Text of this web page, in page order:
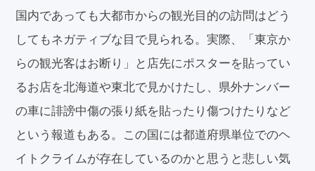
国内であっても大都市からの観光目的の訪問はどう
してもネガティブな目で見られる。実際、「東京か
らの観光客はお断り」と店先にポスターを貼ってい
るお店を北海道や東北で見かけたし、県外ナンバー
の車に誹謗中傷の張り紙を貼ったり傷つけたりなど
という報道もある。この国には都道府県単位でのヘ
イトクライムが存在しているのかと思うと悲しい気